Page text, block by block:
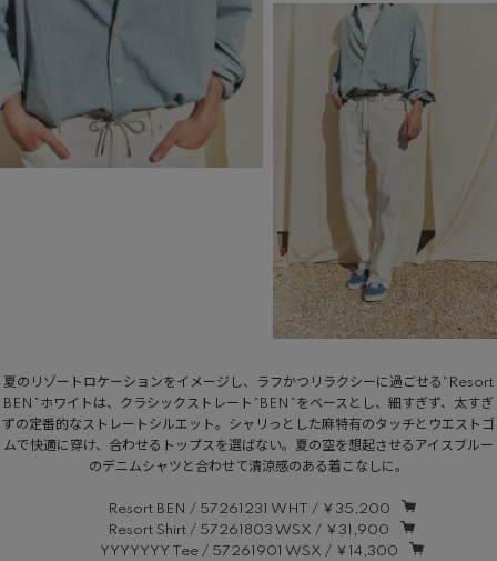
夏のリゾートロケーションをイメージし、ラフかつリラクシーに過ごせる“Resort
BEN”ホワイトは、クラシックストレート”BEN”をベースとし、細すぎず、太すぎ
ずの定番的なストレートシルエット。シャリっとした麻特有のタッチとウエストゴ
ムで快適に穿け、合わせるトップスを選ばない。夏の空を想起させるアイスブルー
のデニムシャツと合わせて清涼感のある着こなしに。
Resort BEN / 57261231 WHT / ￥35,200
Resort Shirt / 57261803 WSX / ￥31,900
YYYYYYY Tee / 57261901 WSX / ￥14,300